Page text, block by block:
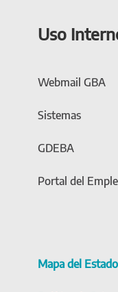
Uso
Webmail GBA
Sistemas
GDEBA
Portal del
Mapa del Estado